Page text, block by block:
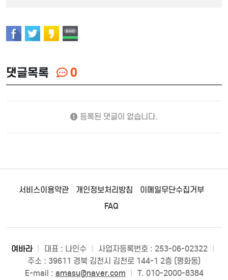
댓글목록 0
등록된 댓글이 없습니다.
서비스이용약관 개인정보처리방침
이메일무단수집거부
FAQ
여바라 대표 : 나인수 사업자등록번호 : 253-06-02322
주소 : 39611 경북 김천시 김천로 144-1 2층 (평화동)
E-mail : amasu@naver.com T. 010-2000-8384